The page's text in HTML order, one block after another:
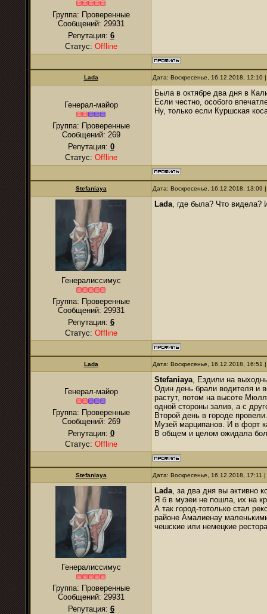
Группа: Проверенные
Сообщений: 29931
Репутация: 6
Статус: Offline
Lada Дата: Воскресенье, 16.12.2018,
Генерал-майор
Группа: Проверенные
Сообщений: 269
Репутация: 0
Статус: Offline
Была в октябре два дня в
Если честно, особого
Ну, только если Куршская
Stefaniaya Дата: Воскресенье, 16.12.2018,
Генералиссимус
Группа: Проверенные
Сообщений: 29931
Репутация: 6
Статус: Offline
Lada, где была? Что видела?
Lada Дата: Воскресенье, 16.12.2018,
Генерал-майор
Группа: Проверенные
Сообщений: 269
Репутация: 0
Статус: Offline
Stefaniaya, Ездили на
Один день брали водителя и
растут, потом на высоте
одной стороны залив, а с
Второй день в городе
Музей марципанов. И в форт
В общем и целом ожидала
Stefaniaya Дата: Воскресенье, 16.12.2018,
Генералиссимус
Группа: Проверенные
Сообщений: 29931
Репутация: 6
Lada, за два дня вы активно
Я б в музеи не пошла, их на
А так город-тотолько стал
районе Амалиенау
чешские или немецкие